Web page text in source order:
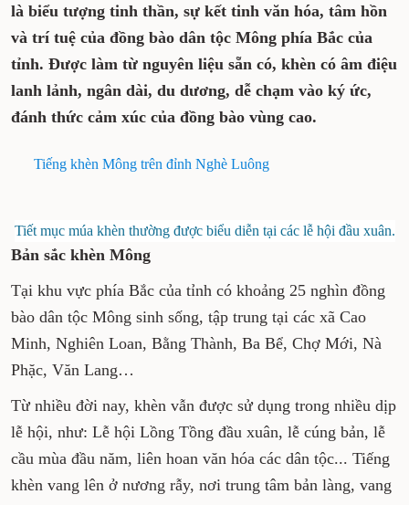
là biểu tượng tinh thần, sự kết tinh văn hóa, tâm hồn
và trí tuệ của đồng bào dân tộc Mông phía Bắc của
tỉnh. Được làm từ nguyên liệu sẵn có, khèn có âm điệu
lanh lảnh, ngân dài, du dương, dễ chạm vào ký ức,
đánh thức cảm xúc của đồng bào vùng cao.
Tiếng khèn Mông trên đỉnh Nghè Luông
Tiết mục múa khèn thường được biểu diễn tại các lễ hội đầu xuân.
Bản sắc khèn Mông
Tại khu vực phía Bắc của tỉnh có khoảng 25 nghìn đồng
bào dân tộc Mông sinh sống, tập trung tại các xã Cao
Minh, Nghiên Loan, Bằng Thành, Ba Bể, Chợ Mới, Nà
Phặc, Văn Lang…
Từ nhiều đời nay, khèn vẫn được sử dụng trong nhiều dịp
lễ hội, như: Lễ hội Lồng Tồng đầu xuân, lễ cúng bản, lễ
cầu mùa đầu năm, liên hoan văn hóa các dân tộc... Tiếng
khèn vang lên ở nương rẫy, nơi trung tâm bản làng, vang